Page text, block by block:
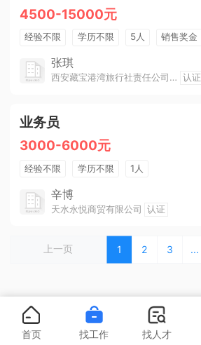
4500-15000元
经验不限 学历不限 5人
销售奖金
工龄奖
团建
张琪
西安藏宝港湾旅行社责任公司天水分公司 认证
业务员
3000-6000元
经验不限 学历不限 1人
辛博
天水永悦商贸有限公司 认证
上一页 1 2 3 ...
首页 找工作 找人才